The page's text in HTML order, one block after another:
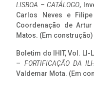
LISBOA – CATÁLOGO,
Carlos Neves e
Coordenação de
Matos. (Em construção)
Boletim do IHIT, Vol. LI-
– FORTIFICAÇÃO DA
Valdemar Mota. (Em